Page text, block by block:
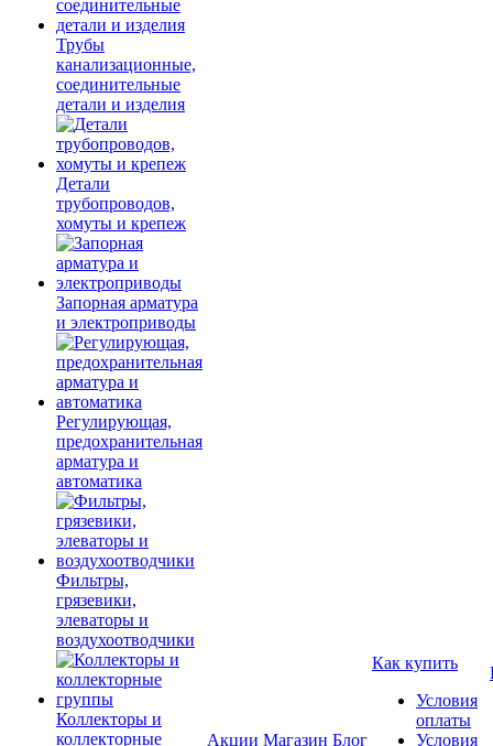
Трубы
канализационные,
соединительные
детали и изделия
Детали
трубопроводов,
хомуты и крепеж
Запорная арматура
и электроприводы
Регулирующая,
предохранительная
арматура и
автоматика
Фильтры,
грязевики,
элеваторы и
воздухоотводчики
Коллекторы и
коллекторные
Акции Магазин Блог
Как купить
Условия
оплаты
Условия